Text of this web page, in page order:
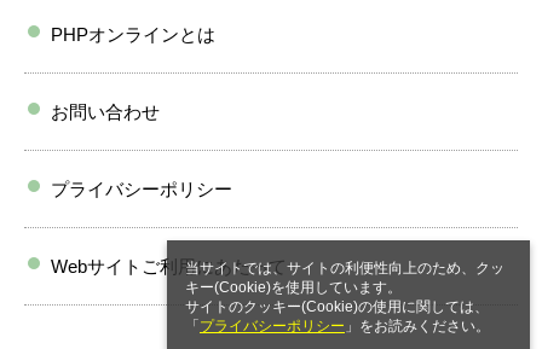
当サイトでは、サイトの利便性向上のため、クッ
キー(Cookie)を使用しています。
サイトのクッキー(Cookie)の使用に関しては、
「 プライバシーポリシー 」をお読みください。
PHPオンラインとは
お問い合わせ
プライバシーポリシー
Webサイトご利用にあたって